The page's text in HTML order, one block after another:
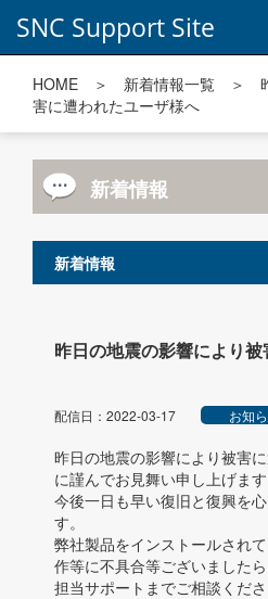
SNC Support Site
HOME ＞ 新着情報一覧 ＞ 昨
害に遭われたユーザ様へ
新着情報
新着情報
昨日の地震の影響により被
配信日：2022-03-17 お知
昨日の地震の影響により被害
に謹んでお見舞い申し上げます
今後一日も早い復旧と復興を
す。
弊社製品をインストールされ
作等に不具合等ございました
担当サポートまでご相談くださ